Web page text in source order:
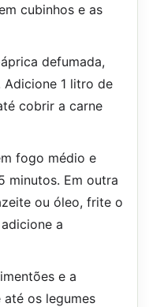
cubinhos e as
defumada,
Adicione 1 litro de
cobrir a carne
fogo médio e
minutos. Em outra
ou óleo, frite o
a
e a
os legumes